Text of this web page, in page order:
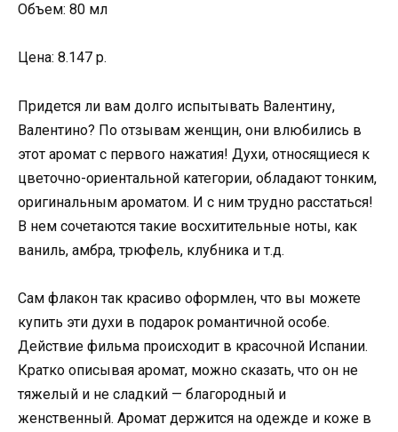
Объем: 80 мл
Цена: 8.147 р.
Придется ли вам долго испытывать Валентину,
Валентино? По отзывам женщин, они влюбились в
этот аромат с первого нажатия! Духи, относящиеся к
цветочно-ориентальной категории, обладают тонким,
оригинальным ароматом. И с ним трудно расстаться!
В нем сочетаются такие восхитительные ноты, как
ваниль, амбра, трюфель, клубника и т.д.
Сам флакон так красиво оформлен, что вы можете
купить эти духи в подарок романтичной особе.
Действие фильма происходит в красочной Испании.
Кратко описывая аромат, можно сказать, что он не
тяжелый и не сладкий — благородный и
женственный. Аромат держится на одежде и коже в